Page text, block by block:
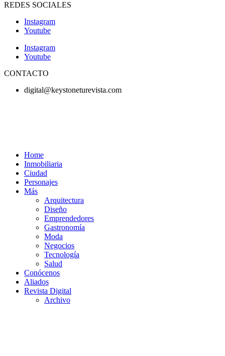
REDES SOCIALES
Instagram
Youtube
Instagram
Youtube
CONTACTO
digital@keystoneturevista.com
Home
Inmobiliaria
Ciudad
Personajes
Más
Arquitectura
Diseño
Emprendedores
Gastronomía
Moda
Negocios
Tecnología
Salud
Conócenos
Aliados
Revista Digital
Archivo